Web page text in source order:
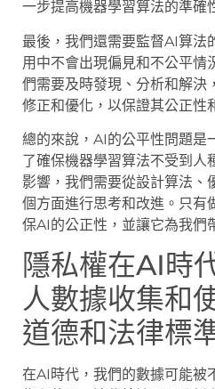
一步提高機器學習算法的準確
最後，我們還需要監督AI算法
用中不會出現偏見和不公平情
們需要及時發現、分析和解決
修正和優化，以保證其公正性
總的來說，AI的公平性問題是
了確保機器學習算法不受到人
影響，我們需要從設計算法、
個方面進行思考和改進。只有
保AI的公正性，並讓它為我們
隱私權在AI時
人數據收集和
道德和法律標
在AI時代，我們的數據可能被